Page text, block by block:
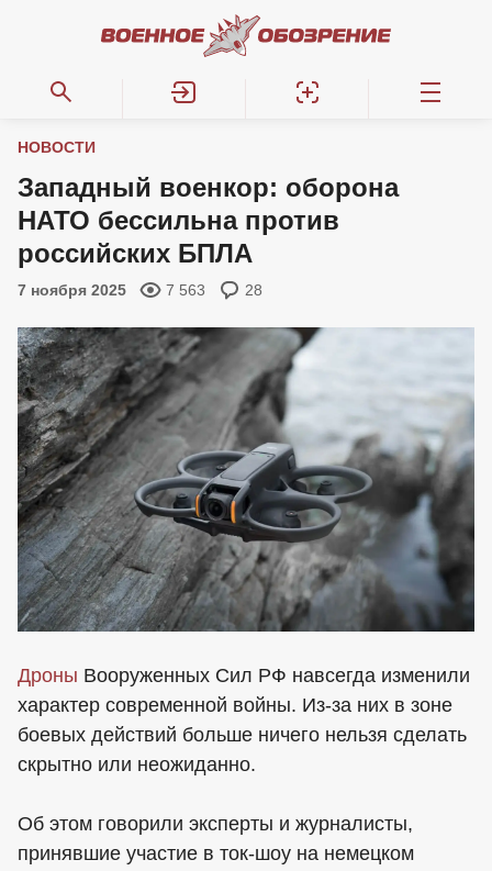
НОВОСТИ
Западный военкор: оборона
НАТО бессильна против
российских БПЛА
7 ноября 2025 7 563 28
Дроны Вооруженных Сил РФ навсегда изменили
характер современной войны. Из-за них в зоне
боевых действий больше ничего нельзя сделать
скрытно или неожиданно.
Об этом говорили эксперты и журналисты,
принявшие участие в ток-шоу на немецком